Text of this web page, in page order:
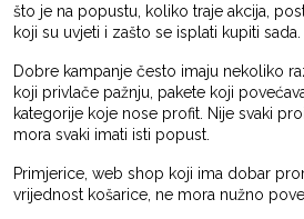
što je na popustu, koliko traje akcija,
koji su uvjeti i zašto se isplati kupiti sada.
Dobre kampanje često imaju nekoliko
koji privlače pažnju, pakete koji
kategorije koje nose profit. Nije svaki
mora svaki imati isti popust.
Primjerice, web shop koji ima dobar
vrijednost košarice, ne mora nužno